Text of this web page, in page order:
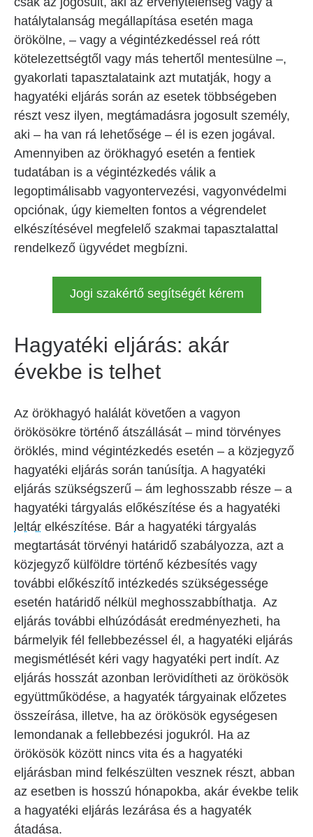
hatálytalanság megállapítása esetén maga
örökölne, – vagy a végintézkedéssel reá rótt
kötelezettségtől vagy más tehertől mentesülne –,
gyakorlati tapasztalataink azt mutatják, hogy a
hagyatéki eljárás során az esetek többségeben
részt vesz ilyen, megtámadásra jogosult személy,
aki – ha van rá lehetősége – él is ezen jogával.
Amennyiben az örökhagyó esetén a fentiek
tudatában is a végintézkedés válik a
legoptimálisabb vagyontervezési, vagyonvédelmi
opciónak, úgy kiemelten fontos a végrendelet
elkészítésével megfelelő szakmai tapasztalattal
rendelkező ügyvédet megbízni.
Jogi szakértő segítségét kérem
Hagyatéki eljárás: akár
évekbe is telhet
Az örökhagyó halálát követően a vagyon
örökösökre történő átszállását – mind törvényes
öröklés, mind végintézkedés esetén – a közjegyző
hagyatéki eljárás során tanúsítja. A hagyatéki
eljárás szükségszerű – ám leghosszabb része – a
hagyatéki tárgyalás előkészítése és a hagyatéki
leltár elkészítése. Bár a hagyatéki tárgyalás
megtartását törvényi határidő szabályozza, azt a
közjegyző külföldre történő kézbesítés vagy
további előkészítő intézkedés szükségessége
esetén határidő nélkül meghosszabbíthatja. Az
eljárás további elhúzódását eredményezheti, ha
bármelyik fél fellebbezéssel él, a hagyatéki eljárás
megismétlését kéri vagy hagyatéki pert indít. Az
eljárás hosszát azonban lerövidítheti az örökösök
együttműködése, a hagyaték tárgyainak előzetes
összeírása, illetve, ha az örökösök egységesen
lemondanak a fellebbezési jogukról. Ha az
örökösök között nincs vita és a hagyatéki
eljárásban mind felkészülten vesznek részt, abban
az esetben is hosszú hónapokba, akár évekbe telik
a hagyatéki eljárás lezárása és a hagyaték
átadása.